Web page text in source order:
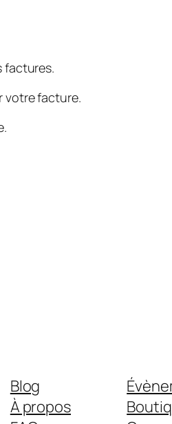
factures.
votre facture.
Blog
À propos